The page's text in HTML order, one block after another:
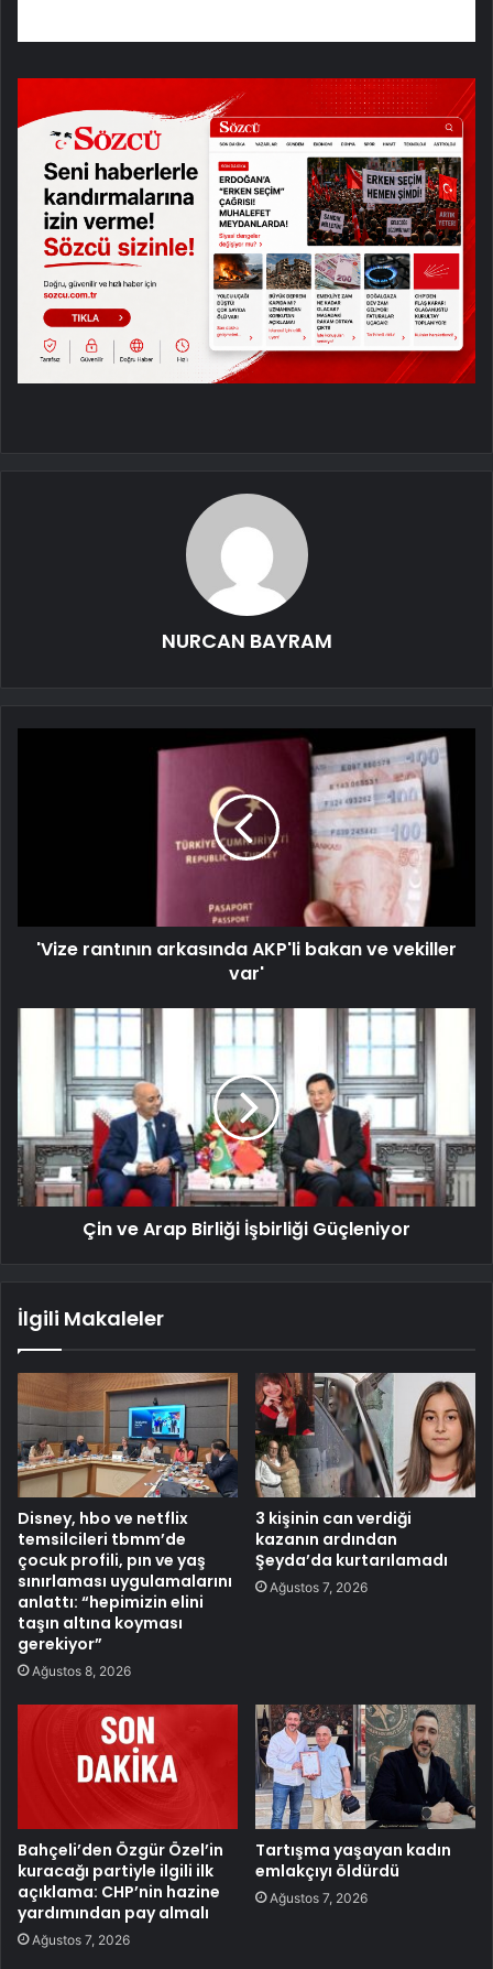
NURCAN BAYRAM
'Vize rantının arkasında AKP'li bakan ve vekiller
var'
Çin ve Arap Birliği İşbirliği Güçleniyor
İlgili Makaleler
Disney, hbo ve netflix
temsilcileri tbmm’de
çocuk profili, pın ve yaş
sınırlaması uygulamalarını
anlattı: “hepimizin elini
taşın altına koyması
gerekiyor”
Ağustos 8, 2026
3 kişinin can verdiği
kazanın ardından
Şeyda’da kurtarılamadı
Ağustos 7, 2026
Bahçeli’den Özgür Özel’in
kuracağı partiyle ilgili ilk
açıklama: CHP’nin hazine
yardımından pay almalı
Ağustos 7, 2026
Tartışma yaşayan kadın
emlakçıyı öldürdü
Ağustos 7, 2026